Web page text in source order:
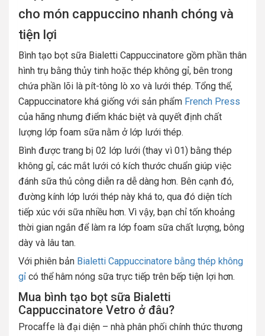
cho món cappuccino nhanh chóng và
tiện lợi
Bình tạo bọt sữa Bialetti Cappuccinatore gồm phần thân
hình trụ bằng thủy tinh hoặc thép không gỉ, bên trong
chứa phần lõi là pít-tông lò xo và lưới thép. Tổng thể,
Cappuccinatore khá giống với sản phẩm French Press
của hãng nhưng điểm khác biệt và quyết định chất
lượng lớp foam sữa nằm ở lớp lưới thép.
Bình được trang bị 02 lớp lưới (thay vì 01) bằng thép
không gỉ, các mắt lưới có kích thước chuẩn giúp việc
đánh sữa thủ công diễn ra dễ dàng hơn. Bên cạnh đó,
đường kính lớp lưới thép này khá to, qua đó diện tích
tiếp xúc với sữa nhiều hơn. Vì vậy, bạn chỉ tốn khoảng
thời gian ngắn để làm ra lớp foam sữa chất lượng, bông
dày và lâu tan.
Với phiên bản Bialetti Cappuccinatore bằng thép không
gỉ có thể hâm nóng sữa trực tiếp trên bếp tiện lợi hơn.
Mua bình tạo bọt sữa Bialetti
Cappuccinatore Vetro ở đâu?
Procaffe là đại diện – nhà phân phối chính thức thương